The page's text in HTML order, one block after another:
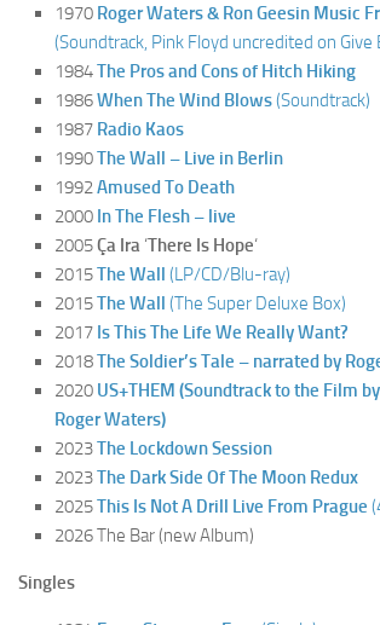
1970 Roger Waters & Ron Geesin Music
(Soundtrack, Pink Floyd uncredited on Give
1984The Pros and Cons of Hitch Hiking
1986When The Wind Blows(Soundtrack)
1987 Radio Kaos
1990The Wall – Live in Berlin
1992Amused To Death
2000 In The Flesh – live
2005Ça Ira ‘There Is Hope‘
2015The Wall (LP/CD/Blu-ray)
2015The Wall (The Super Deluxe Box)
2017 Is This The Life We Really Want?
2018The Soldier’s Tale – narrated by
2020 US+THEM (Soundtrack to the Film
Roger Waters)
2023The Lockdown Session
2023The Dark Side Of The Moon Redux
2025This Is Not A Drill Live From Prague
2026 The Bar (new Album)
Singles